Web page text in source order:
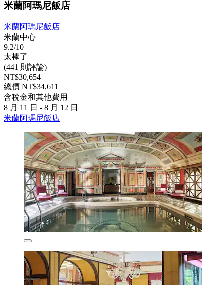
米蘭阿瑪尼飯店
米蘭阿瑪尼飯店
米蘭中心
9.2/10
太棒了
(441 則評論)
NT$30,654
總價 NT$34,611
含稅金和其他費用
8 月 11 日 - 8 月 12 日
米蘭阿瑪尼飯店